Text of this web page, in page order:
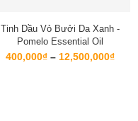
Tinh Dầu Vỏ Bưởi Da Xanh -
Pomelo Essential Oil
400,000₫ – 12,500,000₫